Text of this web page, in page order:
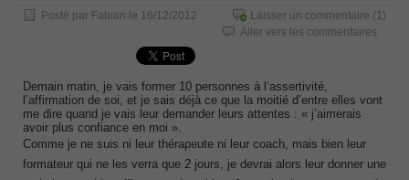
Posté par Fabian le 16/12/2012 Laisser un commentaire (1)
Aller vers les commentaires
Demain matin, je vais former 10 personnes à l’assertivité,
l’affirmation de soi, et je sais déjà ce que la moitié d’entre elles vont
me dire quand je vais leur demander leurs attentes : « j’aimerais
avoir plus confiance en moi ».
Comme je ne suis ni leur thérapeute ni leur coach, mais bien leur
formateur qui ne les verra que 2 jours, je devrai alors leur donner une